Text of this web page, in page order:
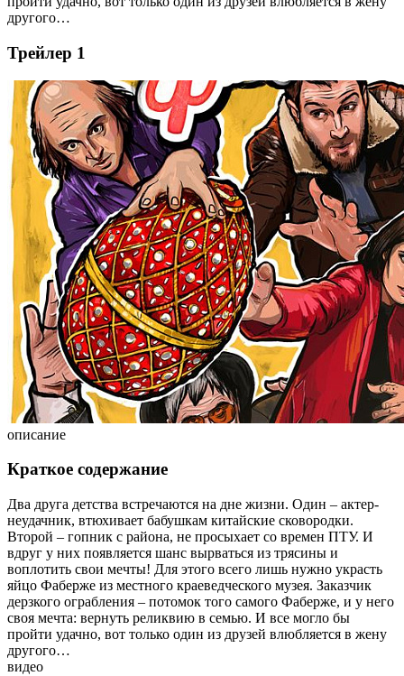
другого…
Трейлер 1
описание
Краткое содержание
Два друга детства встречаются на дне жизни. Один – актер-
неудачник, втюхивает бабушкам китайские сковородки.
Второй – гопник с района, не просыхает со времен ПТУ. И
вдруг у них появляется шанс вырваться из трясины и
воплотить свои мечты! Для этого всего лишь нужно украсть
яйцо Фаберже из местного краеведческого музея. Заказчик
дерзкого ограбления – потомок того самого Фаберже, и у него
своя мечта: вернуть реликвию в семью. И все могло бы
пройти удачно, вот только один из друзей влюбляется в жену
другого…
видео